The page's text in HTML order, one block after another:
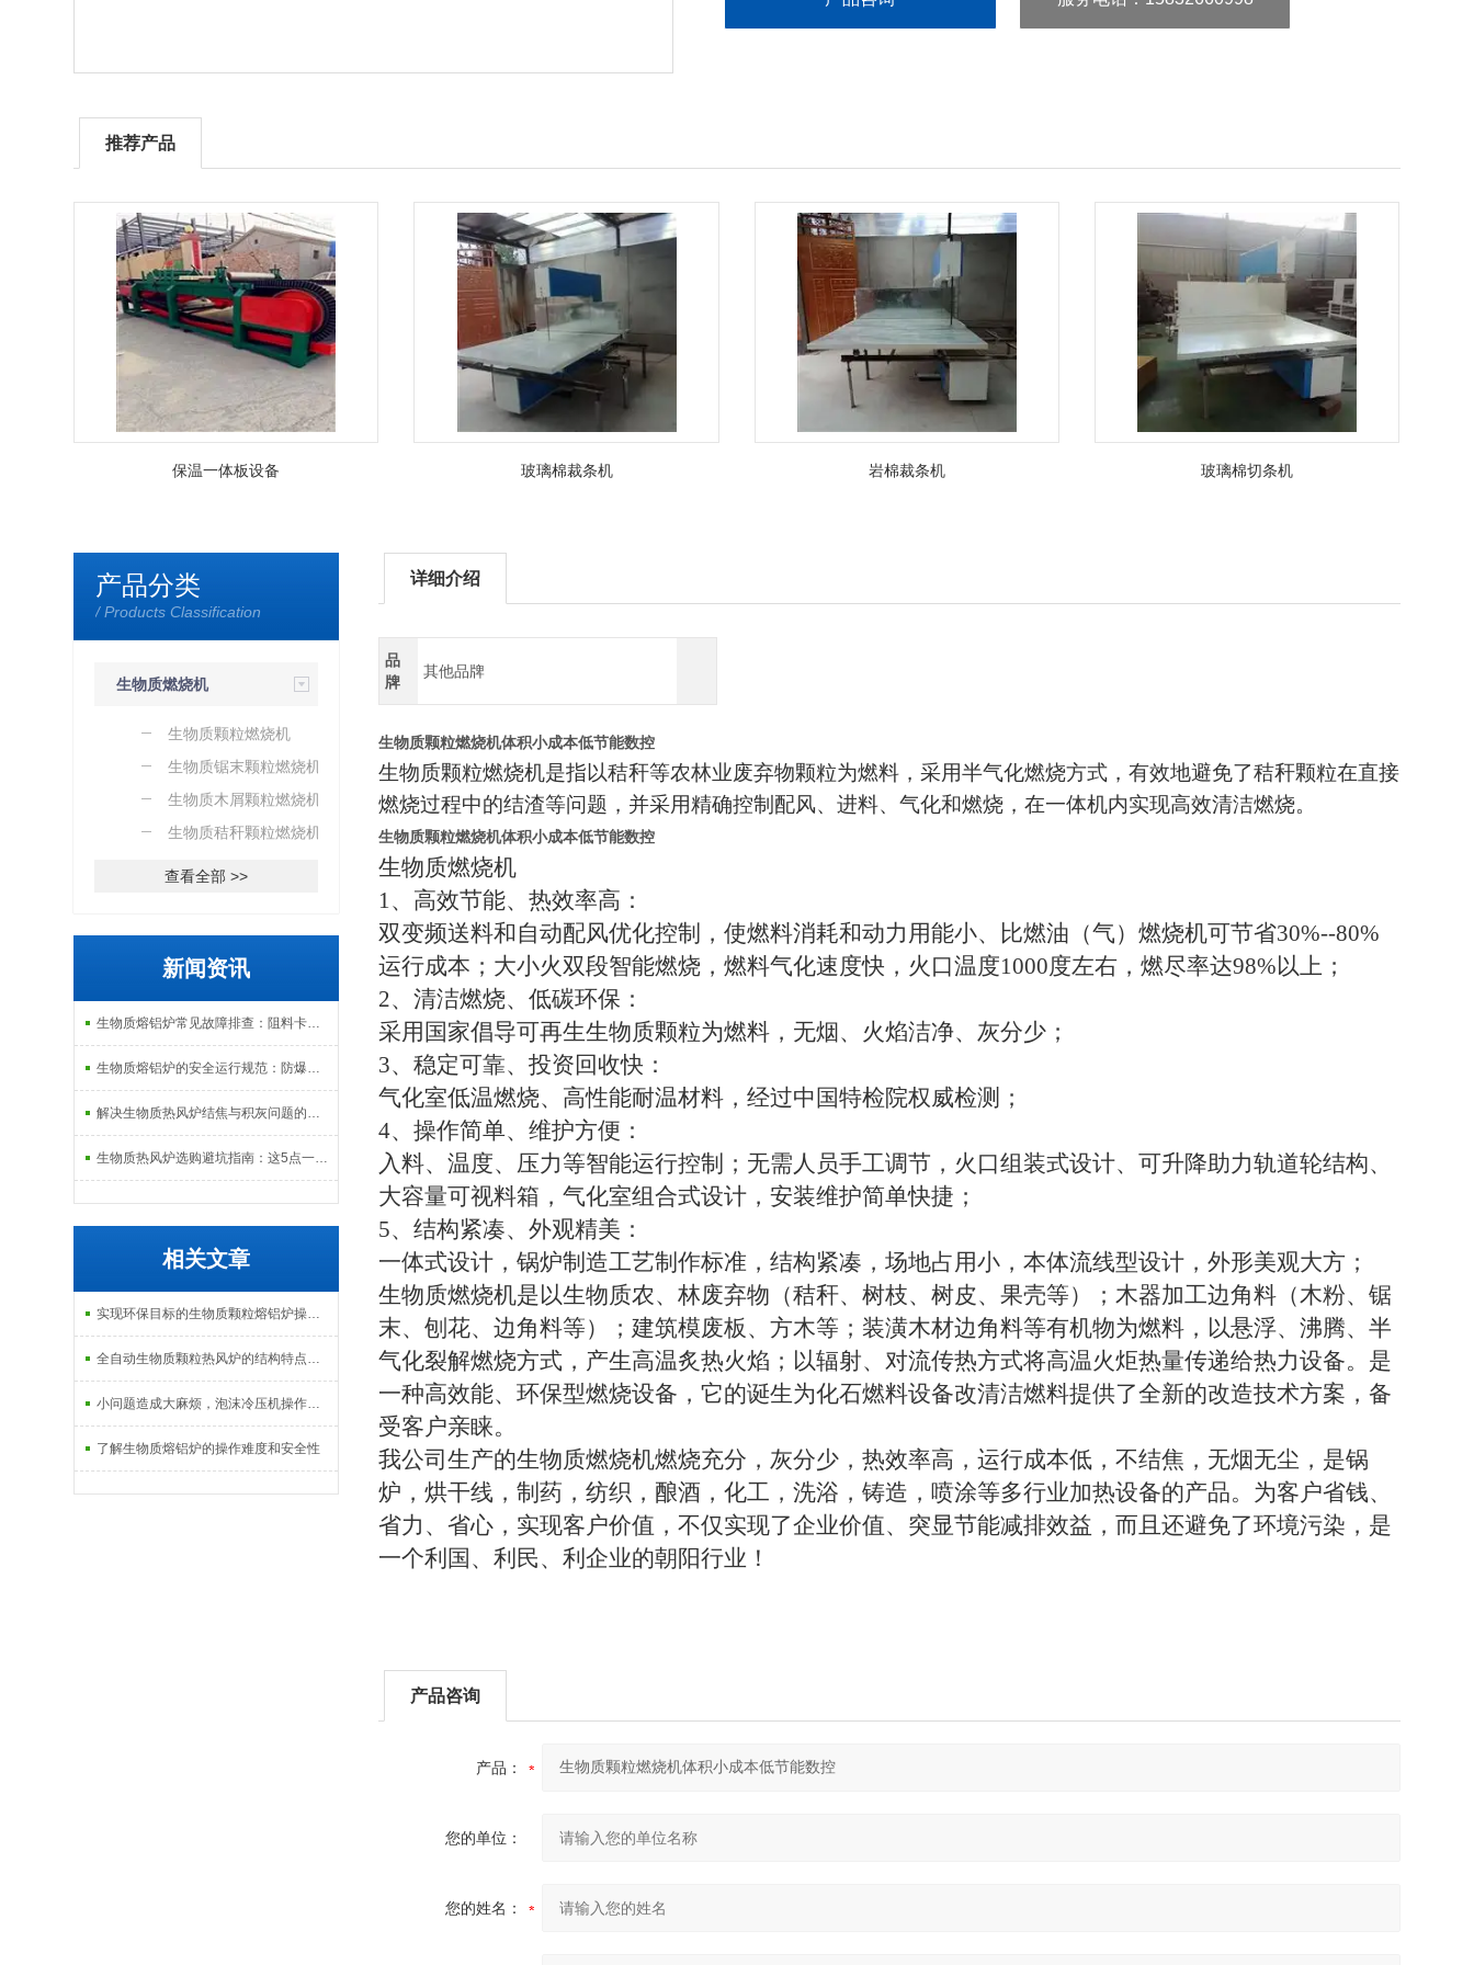
推荐产品
保温一体板设备 玻璃棉裁条机 岩棉裁条机 玻璃棉切条机
产品分类
/ Products Classification
生物质燃烧机
生物质颗粒燃烧机
生物质锯末颗粒燃烧机
生物质木屑颗粒燃烧机
生物质秸秆颗粒燃烧机
查看全部 >>
新闻资讯
生物质熔铝炉常见故障排查：阻料卡料、火嘴结焦与烟气排放异常的处理
生物质熔铝炉的安全运行规范：防爆、防泄漏与应急处理机制
解决生物质热风炉结焦与积灰问题的关键技术路径探讨
生物质热风炉选购避坑指南：这5点一定要注意
相关文章
实现环保目标的生物质颗粒熔铝炉操作指南
全自动生物质颗粒热风炉的结构特点及启动管理
小问题造成大麻烦，泡沫冷压机操作时需注意的3点
了解生物质熔铝炉的操作难度和安全性
详细介绍
品
牌
其他品牌
生物质颗粒燃烧机体积小成本低节能数控
生物质颗粒燃烧机是指以秸秆等农林业废弃物颗粒为燃料，采用半气化燃烧方式，有效地避免了秸秆颗粒在直接
燃烧过程中的结渣等问题，并采用精确控制配风、进料、气化和燃烧，在一体机内实现高效清洁燃烧。
生物质颗粒燃烧机体积小成本低节能数控
生物质燃烧机
1、高效节能、热效率高：
双变频送料和自动配风优化控制，使燃料消耗和动力用能小、比燃油（气）燃烧机可节省30%--80%
运行成本；大小火双段智能燃烧，燃料气化速度快，火口温度1000度左右，燃尽率达98%以上；
2、清洁燃烧、低碳环保：
采用国家倡导可再生生物质颗粒为燃料，无烟、火焰洁净、灰分少 ；
3、稳定可靠、投资回收快：
气化室低温燃烧、高性能耐温材料，经过中国特检院权威检测；
4、操作简单、维护方便：
入料、温度、压力等智能运行控制；无需人员手工调节，火口组装式设计、可升降助力轨道轮结构、
大容量可视料箱，气化室组合式设计，安装维护简单快捷；
5、结构紧凑、外观精美：
一体式设计，锅炉制造工艺制作标准，结构紧凑，场地占用小，本体流线型设计，外形美观大方；
生物质燃烧机是以生物质农、林废弃物（秸秆、树枝、树皮、果壳等）；木器加工边角料（木粉、锯
末、刨花、边角料等）；建筑模废板、方木等；装潢木材边角料等有机物为燃料，以悬浮、沸腾、半
气化裂解燃烧方式，产生高温炙热火焰；以辐射、对流传热方式将高温火炬热量传递给热力设备。是
一种高效能、环保型燃烧设备，它的诞生为化石燃料设备改清洁燃料提供了全新的改造技术方案，备
受客户亲睐。
我公司生产的生物质燃烧机燃烧充分，灰分少，热效率高，运行成本低，不结焦，无烟无尘，是锅
炉，烘干线，制药，纺织，酿酒，化工，洗浴，铸造，喷涂等多行业加热设备的产品。为客户省钱、
省力、省心，实现客户价值，不仅实现了企业价值、突显节能减排效益，而且还避免了环境污染，是
一个利国、利民、利企业的朝阳行业！
产品咨询
产品：
您的单位：
您的姓名：